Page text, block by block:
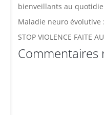
bienveillants au
Maladie neuro
STOP VIOLENCE FAITE
Commentaires